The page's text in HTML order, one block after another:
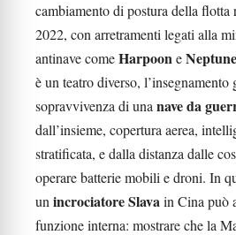
cambiamento di postura della flotta
2022, con arretramenti legati alla
antinave comeHarpooneNeptune
è un teatro diverso, l’insegnamento
sopravvivenza di una nave da
dall’insieme, copertura aerea,
stratificata, e dalla distanza dalle
operare batterie mobili e droni. In
un incrociatore Slavain Cina può
funzione interna: mostrare che la